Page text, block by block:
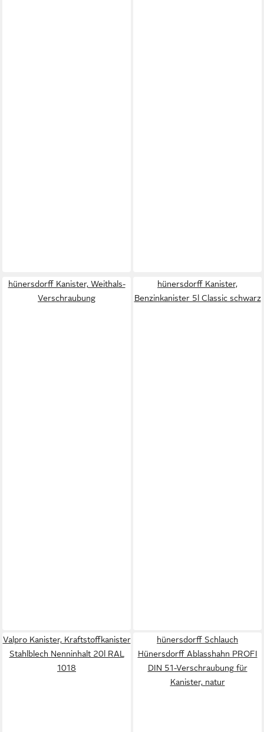
hünersdorff Kanister, Weithals-
Verschraubung
hünersdorff Kanister,
Benzinkanister 5l Classic schwarz
Valpro Kanister, Kraftstoffkanister
Stahlblech Nenninhalt 20l RAL
1018
hünersdorff Schlauch
Hünersdorff Ablasshahn PROFI
DIN 51-Verschraubung für
Kanister, natur